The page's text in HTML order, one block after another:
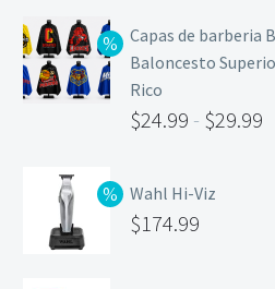
Capas de barberia
Baloncesto
Rico
$24.99 - $29.99
Wahl Hi-Viz
$174.99